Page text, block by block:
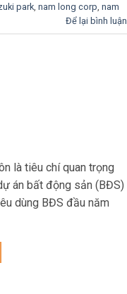
park, nam long corp nam
Để lại bình luận
là tiêu chí quan trọng
án bất động sản (BĐS)
dùng BĐS đầu năm